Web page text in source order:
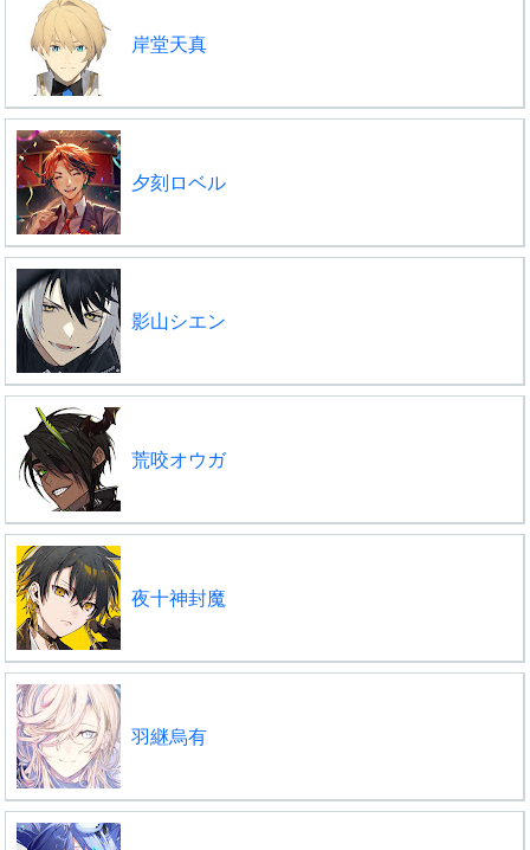
岸堂天真
夕刻ロベル
影山シエン
荒咬オウガ
夜十神封魔
羽継烏有